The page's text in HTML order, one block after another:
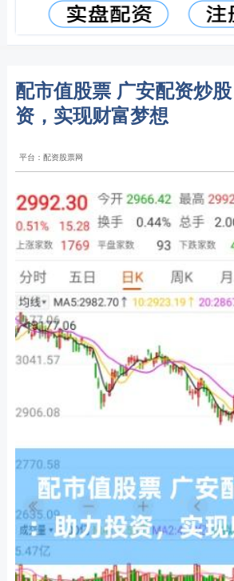
配市值股票 广安配资炒
资，实现财富梦想
平台：配资股票网